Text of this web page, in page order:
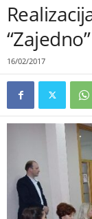
“Zajedno”
16/02/2017